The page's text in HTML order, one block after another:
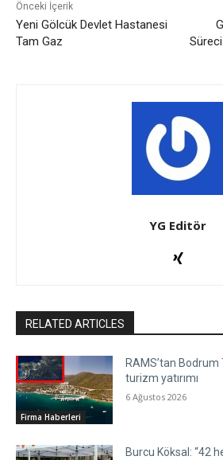
Önceki İçerik
Yeni Gölcük Devlet Hastanesi
Tam Gaz
YG Editör
RELATED ARTICLES
Firma Haberleri
RAMS’tan Bodrum
turizm yatırımı
6 Ağustos 2026
Burcu Köksal: “42